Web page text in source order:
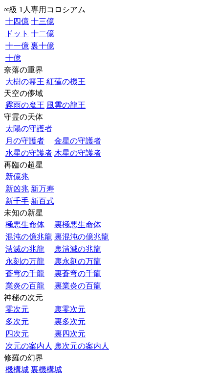
∞級 1人専用コロシアム
十四億 十三億
ドット 十二億
十一億 裏十億
十億
奈落の重界
大樹の霊王 紅蓮の機王
天空の儚域
霧雨の魔王 風雲の龍王
守霊の天体
太陽の守護者
月の守護者
金星の守護者
水星の守護者 木星の守護者
再臨の超星
新億兆
新凶兆 新万寿
新千手 新百式
未知の新星
極悪生命体
裏極悪生命体
混沌の億兆龍 裏混沌の億兆龍
潰滅の兆龍
裏潰滅の兆龍
永刻の万龍
裏永刻の万龍
蒼穹の千龍
裏蒼穹の千龍
業炎の百龍
裏業炎の百龍
神秘の次元
零次元
裏零次元
多次元
裏多次元
四次元
裏四次元
次元の案内人 裏次元の案内人
修羅の幻界
機構城 裏機構城